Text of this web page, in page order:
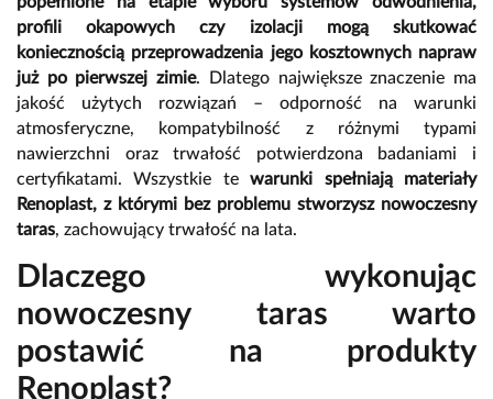
profili okapowych czy izolacji mogą skutkować
koniecznością przeprowadzenia jego kosztownych napraw
już po pierwszej zimie. Dlatego największe znaczenie ma
jakość użytych rozwiązań – odporność na warunki
atmosferyczne, kompatybilność z różnymi typami
nawierzchni oraz trwałość potwierdzona badaniami i
certyfikatami. Wszystkie tewarunki spełniają materiały
Renoplast, z którymi bez problemu stworzysz nowoczesny
taras, zachowujący trwałość na lata.
Dlaczego wykonując
nowoczesny taras warto
postawić na produkty
Renoplast?